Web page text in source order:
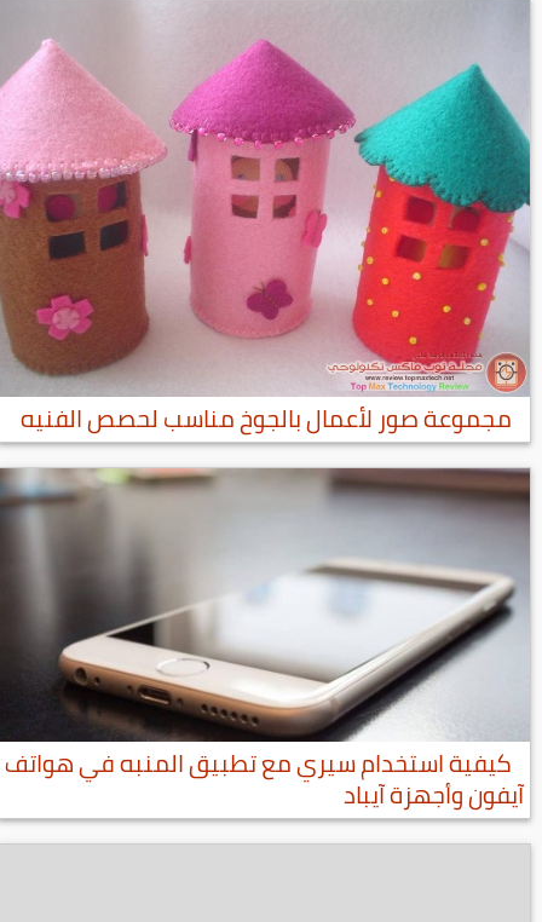
مجموعة صور لأعمال بالجوخ مناسب لحصص الفنيه
كيفية استخدام سيري مع تطبيق المنبه في هواتف
آيفون وأجهزة آيباد